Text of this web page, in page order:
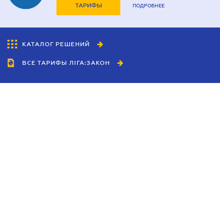
ТАРИФЫ ПОДРОБНЕЕ
КАТАЛОГ РЕШЕНИЙ
ВСЕ ТАРИФЫ ЛІГА:ЗАКОН